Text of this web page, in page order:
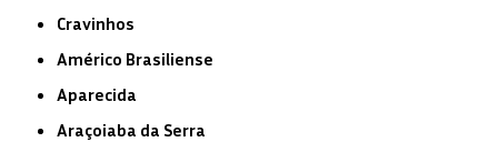
Cravinhos
Américo Brasiliense
Aparecida
Araçoiaba da Serra